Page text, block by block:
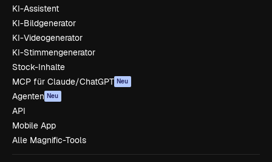
KI-Assistent
KI-Bildgenerator
KI-Videogenerator
KI-Stimmengenerator
Stock-Inhalte
MCP für Claude/ChatGPT Neu
Agenten Neu
API
Mobile App
Alle Magnific-Tools